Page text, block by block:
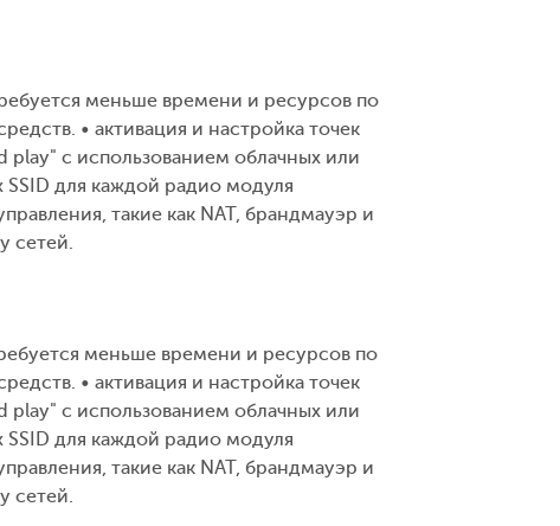
меньше времени и ресурсов по
• активация и настройка точек
play" с использованием облачных или
для каждой радио модуля
такие как NAT, брандмауэр и
сетей.
меньше времени и ресурсов по
• активация и настройка точек
play" с использованием облачных или
для каждой радио модуля
такие как NAT, брандмауэр и
сетей.